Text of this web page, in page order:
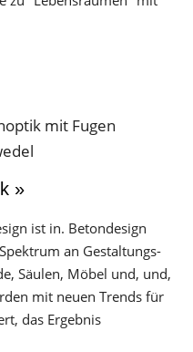
»
ist in. Betondesign
an Gestaltungs­
Säulen, Möbel und, und,
mit neuen Trends für
das Ergebnis